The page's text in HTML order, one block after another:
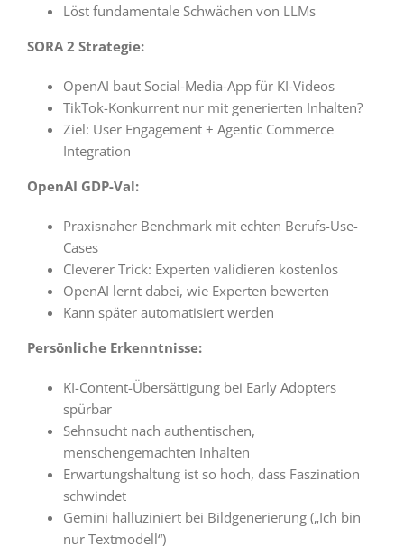
Löst fundamentale Schwächen von LLMs
SORA 2 Strategie:
OpenAI baut Social-Media-App für KI-Videos
TikTok-Konkurrent nur mit generierten Inhalten?
Ziel: User Engagement + Agentic Commerce
Integration
OpenAI GDP-Val:
Praxisnaher Benchmark mit echten Berufs-Use-
Cases
Cleverer Trick: Experten validieren kostenlos
OpenAI lernt dabei, wie Experten bewerten
Kann später automatisiert werden
Persönliche Erkenntnisse:
KI-Content-Übersättigung bei Early Adopters
spürbar
Sehnsucht nach authentischen,
menschengemachten Inhalten
Erwartungshaltung ist so hoch, dass Faszination
schwindet
Gemini halluziniert bei Bildgenerierung („Ich bin
nur Textmodell“)